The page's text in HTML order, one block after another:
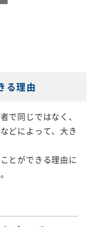
る理由
で同じではなく、
どによって、大き
とができる理由に